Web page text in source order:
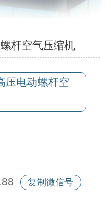
杆空气压缩机
压电动螺杆空
复制微信号